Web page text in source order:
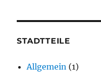
STADTTEILE
Allgemein (1)